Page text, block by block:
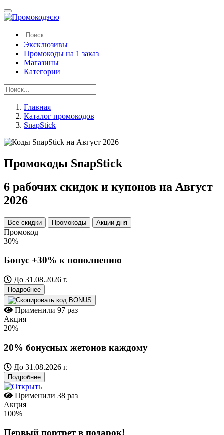
Эксклюзивы
Промокоды на 1 заказ
Магазины
Категории
Главная
Каталог промокодов
SnapStick
Промокоды SnapStick
6 рабочих скидок и купонов на Август
2026
Все скидки Промокоды Акции дня
Промокод
30%
Бонус +30% к пополнению
До 31.08.2026 г.
Подробнее
BONUS
Применили 97 раз
Акция
20%
20% бонусных жетонов каждому
До 31.08.2026 г.
Подробнее
Применили 38 раз
Акция
100%
Первый портрет в подарок!